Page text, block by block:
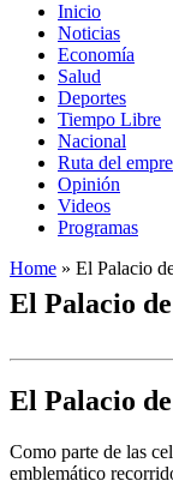
Inicio
Noticias
Economía
Salud
Deportes
Tiempo Libre
Nacional
Ruta del
Opinión
Videos
Programas
Home » El Palacio
El Palacio
El Palacio
Como parte de las
emblemático